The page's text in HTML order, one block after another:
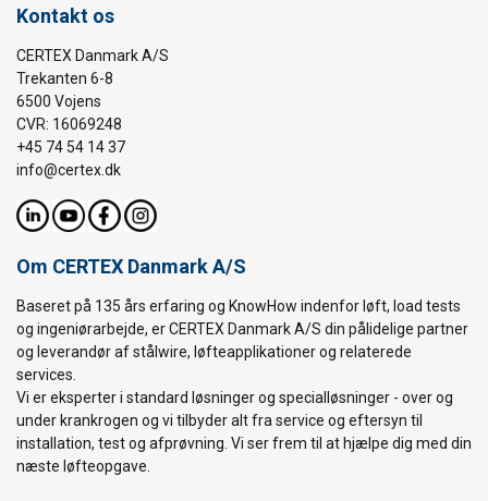
Kontakt os
CERTEX Danmark A/S
Trekanten 6-8
6500 Vojens
CVR: 16069248
+45 74 54 14 37
info@certex.dk
Om CERTEX Danmark A/S
Baseret på 135 års erfaring og KnowHow indenfor løft, load tests
og ingeniørarbejde, er CERTEX Danmark A/S din pålidelige partner
og leverandør af stålwire, løfteapplikationer og relaterede
services.
Vi er eksperter i standard løsninger og specialløsninger - over og
under krankrogen og vi tilbyder alt fra service og eftersyn til
installation, test og afprøvning. Vi ser frem til at hjælpe dig med din
næste løfteopgave.